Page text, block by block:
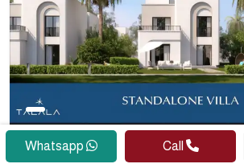
كمبوند طلاله هليوبوليس الجديدة Talala New استثمر
Call
Whatsapp